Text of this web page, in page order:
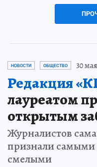
НОВОСТИ ОБЩЕСТВО 30
Редакция
лауреатом
открытым
Журналистов
признали
смелыми